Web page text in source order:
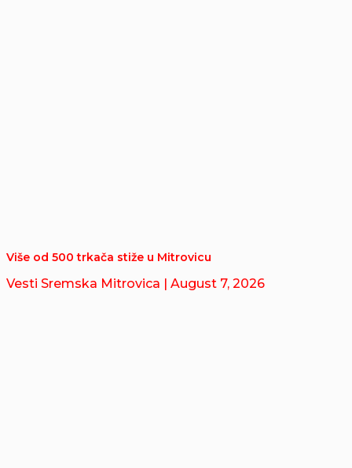
Više od 500 trkača stiže u Mitrovicu
Vesti Sremska Mitrovica | August 7, 2026